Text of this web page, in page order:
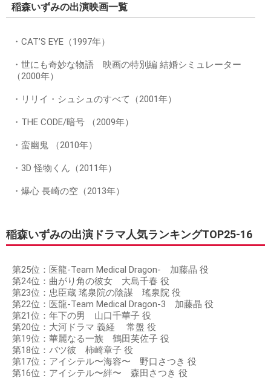
稲森いずみの出演映画一覧
・CAT’S EYE（1997年）
・世にも奇妙な物語 映画の特別編 結婚シミュレーター
（2000年）
・リリイ・シュシュのすべて（2001年）
・THE CODE/暗号 （2009年）
・蛮幽鬼 （2010年）
・3D 怪物くん（2011年）
・爆心 長崎の空（2013年）
稲森いずみの出演ドラマ人気ランキングTOP25-16
第25位：医龍-Team Medical Dragon- 加藤晶 役
第24位：曲がり角の彼女 大島千春 役
第23位：忠臣蔵 瑤泉院の陰謀 瑤泉院 役
第22位：医龍-Team Medical Dragon-3 加藤晶 役
第21位：年下の男 山口千華子 役
第20位：大河ドラマ 義経 常盤 役
第19位：華麗なる一族 鶴田芙佐子 役
第18位：バツ彼 柿崎章子 役
第17位：アイシテル〜海容〜 野口さつき 役
第16位：アイシテル〜絆〜 森田さつき 役